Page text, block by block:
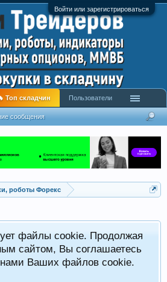
Войти или зарегистрироваться
роботы Форекс
файлы cookie. Продолжая
сайтом, Вы соглашаетесь
нами Ваших файлов cookie.
сообщения
Топ складчин Пользователи